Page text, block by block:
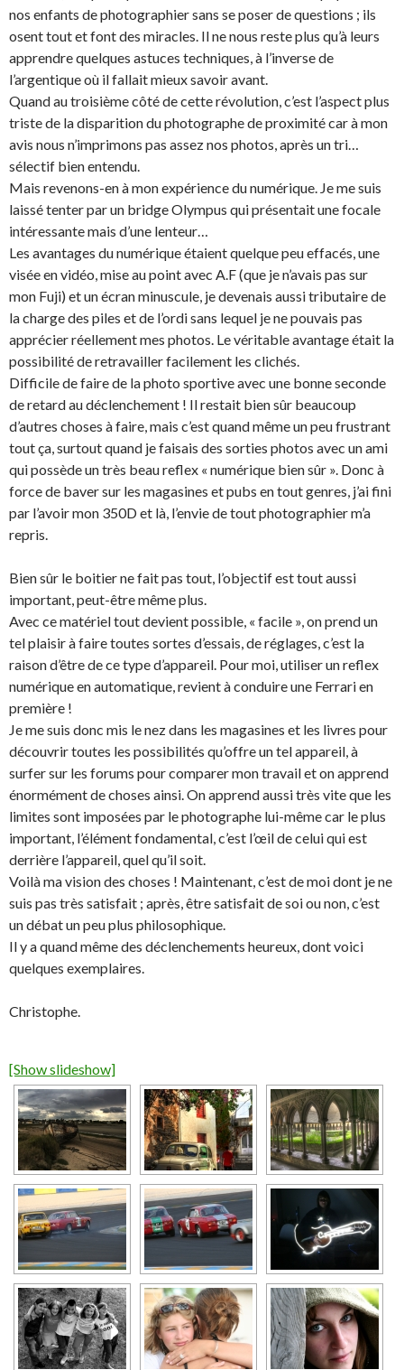
nos enfants de photographier sans se poser de questions ; ils
osent tout et font des miracles. Il ne nous reste plus qu’à leurs
apprendre quelques astuces techniques, à l’inverse de
l’argentique où il fallait mieux savoir avant.
Quand au troisième côté de cette révolution, c’est l’aspect plus
triste de la disparition du photographe de proximité car à mon
avis nous n’imprimons pas assez nos photos, après un tri…
sélectif bien entendu.
Mais revenons-en à mon expérience du numérique. Je me suis
laissé tenter par un bridge Olympus qui présentait une focale
intéressante mais d’une lenteur…
Les avantages du numérique étaient quelque peu effacés, une
visée en vidéo, mise au point avec A.F (que je n’avais pas sur
mon Fuji) et un écran minuscule, je devenais aussi tributaire de
la charge des piles et de l’ordi sans lequel je ne pouvais pas
apprécier réellement mes photos. Le véritable avantage était la
possibilité de retravailler facilement les clichés.
Difficile de faire de la photo sportive avec une bonne seconde
de retard au déclenchement ! Il restait bien sûr beaucoup
d’autres choses à faire, mais c’est quand même un peu frustrant
tout ça, surtout quand je faisais des sorties photos avec un ami
qui possède un très beau reflex « numérique bien sûr ». Donc à
force de baver sur les magasines et pubs en tout genres, j’ai fini
par l’avoir mon 350D et là, l’envie de tout photographier m’a
repris.
Bien sûr le boitier ne fait pas tout, l’objectif est tout aussi
important, peut-être même plus.
Avec ce matériel tout devient possible, « facile », on prend un
tel plaisir à faire toutes sortes d’essais, de réglages, c’est la
raison d’être de ce type d’appareil. Pour moi, utiliser un reflex
numérique en automatique, revient à conduire une Ferrari en
première !
Je me suis donc mis le nez dans les magasines et les livres pour
découvrir toutes les possibilités qu’offre un tel appareil, à
surfer sur les forums pour comparer mon travail et on apprend
énormément de choses ainsi. On apprend aussi très vite que les
limites sont imposées par le photographe lui-même car le plus
important, l’élément fondamental, c’est l’œil de celui qui est
derrière l’appareil, quel qu’il soit.
Voilà ma vision des choses ! Maintenant, c’est de moi dont je ne
suis pas très satisfait ; après, être satisfait de soi ou non, c’est
un débat un peu plus philosophique.
Il y a quand même des déclenchements heureux, dont voici
quelques exemplaires.
Christophe.
[Show slideshow]